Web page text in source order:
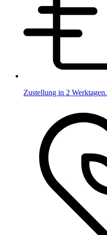
Zustellung in 2 Werktagen.